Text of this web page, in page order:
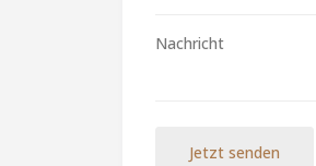
Jetzt senden